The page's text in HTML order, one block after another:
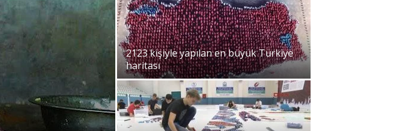
2123 kişiyle yapılan en büyük Türkiye
haritası